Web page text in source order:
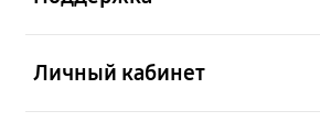
Личный кабинет